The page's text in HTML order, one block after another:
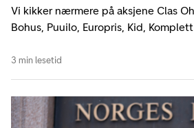
Vi kikker nærmere på aksjene Clas
Bohus, Puuilo, Europris, Kid,
3 min lesetid